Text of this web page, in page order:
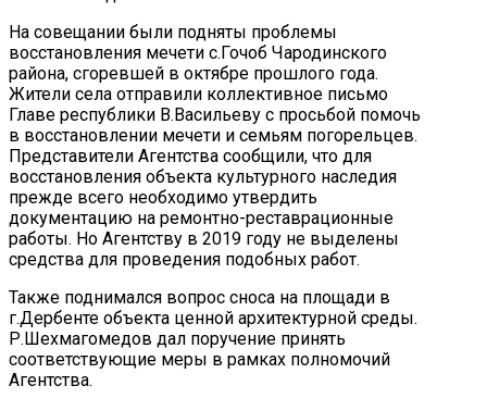
На совещании были подняты проблемы
восстановления мечети с.Гочоб Чародинского
района, сгоревшей в октябре прошлого года.
Жители села отправили коллективное письмо
Главе республики В.Васильеву с просьбой помочь
в восстановлении мечети и семьям погорельцев.
Представители Агентства сообщили, что для
восстановления объекта культурного наследия
прежде всего необходимо утвердить
документацию на ремонтно-реставрационные
работы. Но Агентству в 2019 году не выделены
средства для проведения подобных работ.
Также поднимался вопрос сноса на площади в
г.Дербенте объекта ценной архитектурной среды.
Р.Шехмагомедов дал поручение принять
соответствующие меры в рамках полномочий
Агентства.